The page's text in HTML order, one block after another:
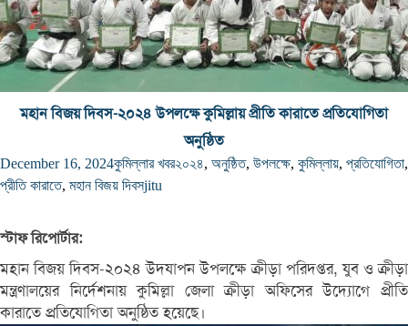
মহান বিজয় দিবস-২০২৪ উপলক্ষে কুমিল্লায় প্রীতি কারাতে প্রতিযোগিতা
অনুষ্ঠিত
December 16, 2024কুমিল্লার খবর২০২৪, অনুষ্ঠিত, উপলক্ষে, কুমিল্লায়, প্রতিযোগিতা,
প্রীতি কারাতে, মহান বিজয় দিবসjitu
স্টাফ রিপোর্টার:
মহান বিজয় দিবস-২০২৪ উদযাপন উপলক্ষে ক্রীড়া পরিদপ্তর, যুব ও ক্রীড়া
মন্ত্রণালয়ের নির্দেশনায় কুমিল্লা জেলা ক্রীড়া অফিসের উদ্যোগে প্রীতি
কারাতে প্রতিযোগিতা অনুষ্ঠিত হয়েছে।